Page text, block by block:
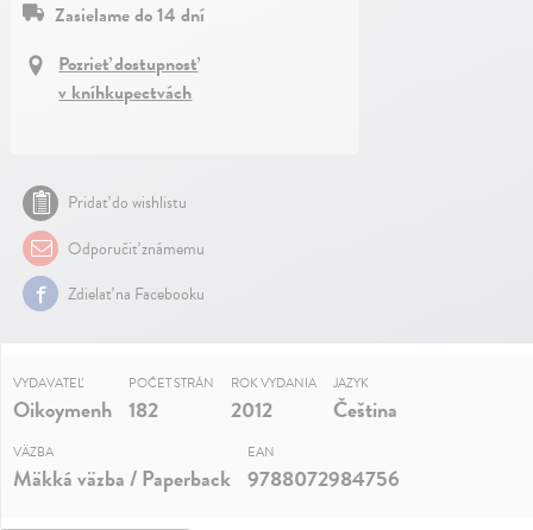
Zasielame do 14 dní
Pozrieť dostupnosť
v kníhkupectvách
Pridať do wishlistu
Odporučiť známemu
Zdielať na Facebooku
VYDAVATEĽ
Oikoymenh
POČET STRÁN
182
ROK VYDANIA
2012
JAZYK
Čeština
VÄZBA
Mäkká väzba / Paperback
EAN
9788072984756